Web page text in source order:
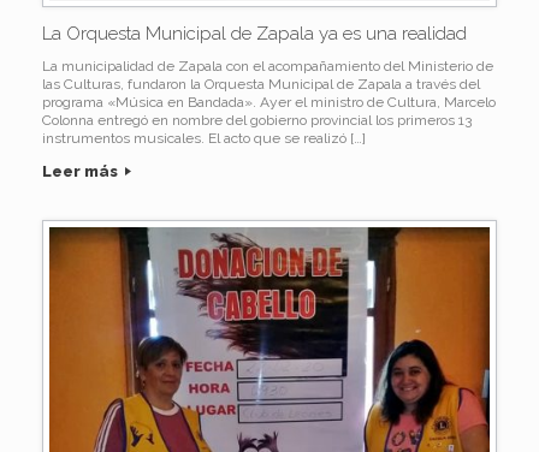
La Orquesta Municipal de Zapala ya es una realidad
La municipalidad de Zapala con el acompañamiento del Ministerio de
las Culturas, fundaron la Orquesta Municipal de Zapala a través del
programa «Música en Bandada». Ayer el ministro de Cultura, Marcelo
Colonna entregó en nombre del gobierno provincial los primeros 13
instrumentos musicales. El acto que se realizó […]
Leer más